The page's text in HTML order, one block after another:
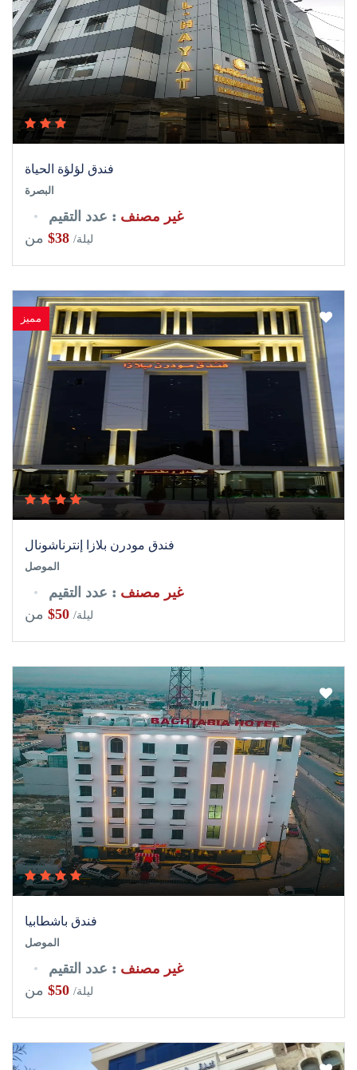
فندق لؤلؤة الحياة
البصرة
غير مصنف : عدد التقيم
من $38 /ليلة
مميز
فندق مودرن بلازا إنترناشونال
الموصل
غير مصنف : عدد التقيم
من $50 /ليلة
فندق باشطابيا‏
الموصل
غير مصنف : عدد التقيم
من $50 /ليلة